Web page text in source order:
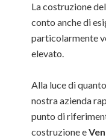
La costruzione
conto anche di
particolarmente
elevato.
Alla luce di
nostra azienda
punto di
costruzione e